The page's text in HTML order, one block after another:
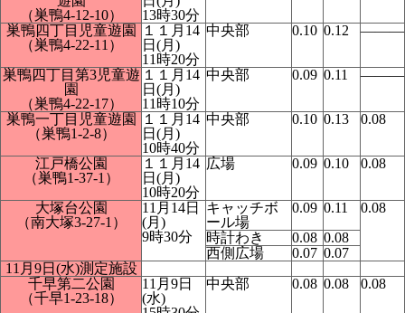
（巣鴨4-12-10）
13時30分
巣鴨四丁目児童遊園
（巣鴨4-22-11）
１１月14
日(月)
11時20分
中央部 0.10 0.12 ―――
巣鴨四丁目第3児童遊
園
（巣鴨4-22-17）
１１月14
日(月)
11時10分
中央部 0.09 0.11 ―――
巣鴨一丁目児童遊園
（巣鴨1-2-8）
１１月14
日(月)
10時40分
中央部 0.10 0.13 0.08
江戸橋公園
（巣鴨1-37-1）
１１月14
日(月)
10時20分
広場 0.09 0.10 0.08
大塚台公園
（南大塚3-27-1）
11月14日
(月)
9時30分
キャッチボ
ール場
0.09 0.11
0.08
時計わき
0.08 0.08
西側広場
0.07 0.07
11月9日(水)測定施設
千早第二公園
（千早1-23-18）
11月9日
(水)
中央部 0.08 0.08 0.08